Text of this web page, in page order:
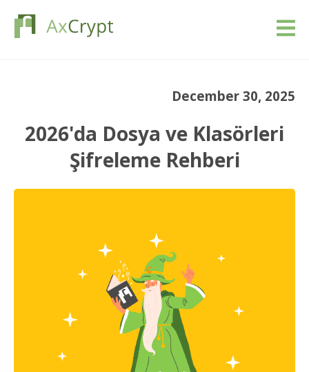
December 30, 2025
2026'da Dosya ve Klasörleri
Şifreleme Rehberi